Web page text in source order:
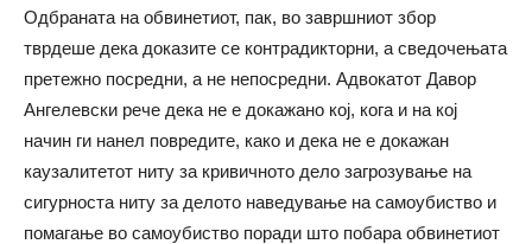
Одбраната на обвинетиот, пак, во завршниот збор
тврдеше дека доказите се контрадикторни, а сведочењата
претежно посредни, а не непосредни. Адвокатот Давор
Ангелевски рече дека не е докажано кој, кога и на кој
начин ги нанел повредите, како и дека не е докажан
каузалитетот ниту за кривичното дело загрозување на
сигурноста ниту за делото наведување на самоубиство и
помагање во самоубиство поради што побара обвинетиот